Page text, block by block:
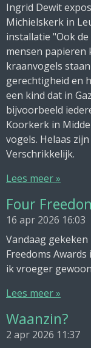
Ingrid Dewit
Michielskerk in
installatie "Ook
mensen papieren
kraanvogels
gerechtigheid en
een kind dat in
bijvoorbeeld
Koorkerk in
vogels. Helaas
Verschrikkelijk.
Lees meer »
Four
16 apr 2026 16:03
Vandaag
Freedoms
ik vroeger
Lees meer »
Waanzin?
2 apr 2026 11:37